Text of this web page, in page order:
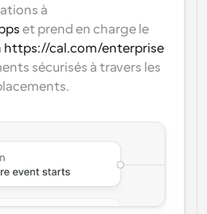
et prend en charge le
https://cal.com/enterprise
sécurisés à travers les